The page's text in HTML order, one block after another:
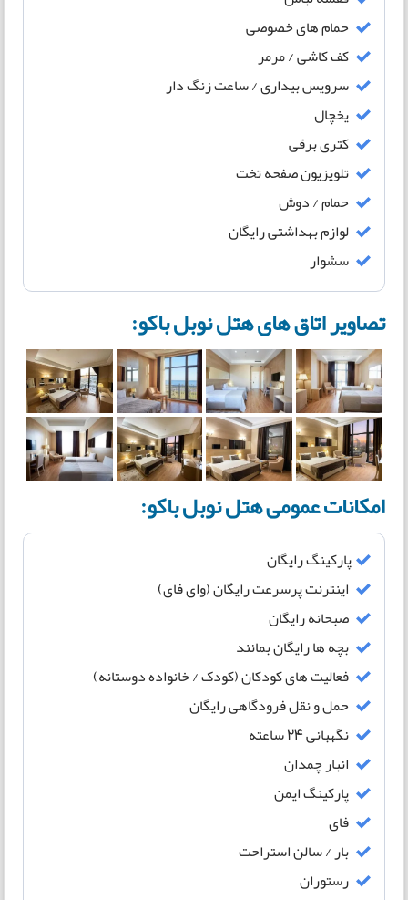
حمام های خصوصی
کف کاشی / مرمر
سرویس بیداری / ساعت زنگ دار
یخچال
کتری برقی
تلویزیون صفحه تخت
حمام / دوش
لوازم بهداشتی رایگان
سشوار
تصاویر اتاق های هتل نوبل باکو:
امکانات عمومی هتل نوبل باکو:
پارکینگ رایگان
اینترنت پرسرعت رایگان (وای فای)
صبحانه رایگان
بچه ها رایگان بمانند
فعالیت های کودکان (کودک / خانواده دوستانه)
حمل و نقل فرودگاهی رایگان
نگهبانی 24 ساعته
انبار چمدان
پارکینگ ایمن
فای
بار / سالن استراحت
رستوران